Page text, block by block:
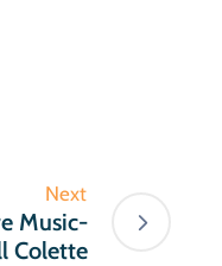
Next
Music-
Colette